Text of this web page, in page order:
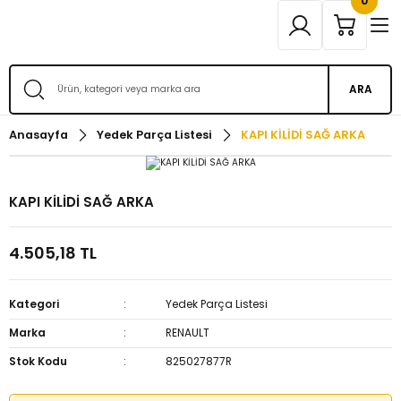
ARA
Anasayfa Yedek Parça Listesi KAPI KİLİDİ SAĞ ARKA
KAPI KİLİDİ SAĞ ARKA
4.505,18 TL
Kategori
Yedek Parça Listesi
Marka
RENAULT
Stok Kodu
825027877R